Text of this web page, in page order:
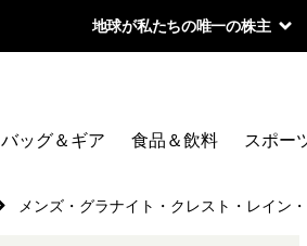
地球が私たちの唯一の株主
バッグ＆ギア 食品＆飲料 スポー
メンズ・グラナイト・クレスト・レイン